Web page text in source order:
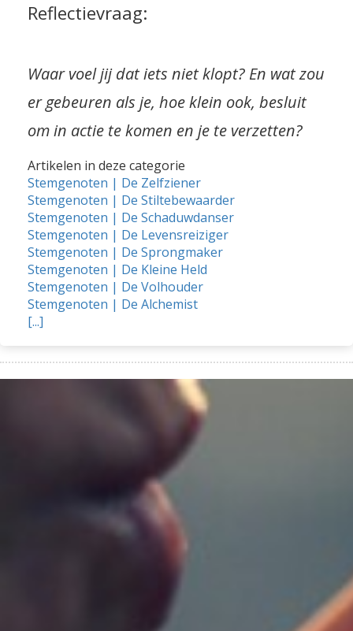
Reflectievraag:
Waar voel jij dat iets niet klopt? En wat zou
er gebeuren als je, hoe klein ook, besluit
om in actie te komen en je te verzetten?
Artikelen in deze categorie
Stemgenoten | De Zelfziener
Stemgenoten | De Stiltebewaarder
Stemgenoten | De Schaduwdanser
Stemgenoten | De Levensreiziger
Stemgenoten | De Sprongmaker
Stemgenoten | De Kleine Held
Stemgenoten | De Volhouder
Stemgenoten | De Alchemist
[...]